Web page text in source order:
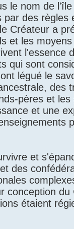
le nom de
des règles
Créateur a
et les
l'essence
qui sont
légué le
des
pères et
et une
et
des
conception du
étaient